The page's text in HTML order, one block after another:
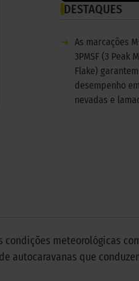
DESTAQUES
➜ As marcações
3PMSF (3 Peak
Flake)
desempenho
nevadas e
meteorológicas
autocaravanas que